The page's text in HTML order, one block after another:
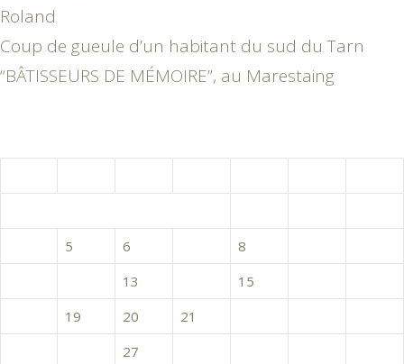
Roland
Coup de gueule d’un habitant du sud du Tarn
“BÂTISSEURS DE MÉMOIRE”, au Marestaing
5 6 8
13 15
19 20 21
27